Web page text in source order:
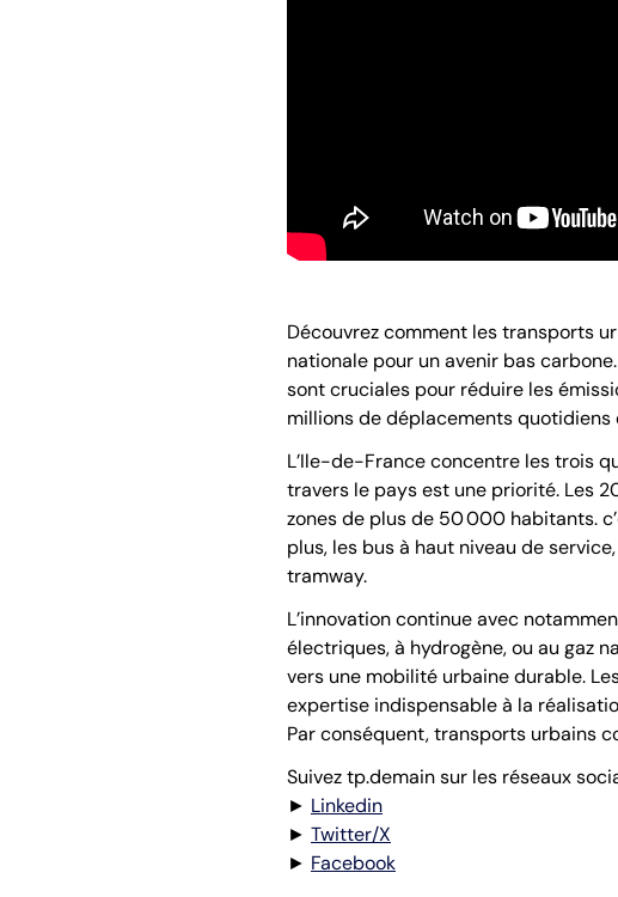
Découvrez comment les transports
nationale pour un avenir bas
sont cruciales pour réduire les
millions de déplacements quotidiens
L’Ile-de-France concentre les trois
travers le pays est une priorité. Les
zones de plus de 50 000 habitants.
plus, les bus à haut niveau de
tramway.
L’innovation continue avec
électriques, à hydrogène, ou au gaz
vers une mobilité urbaine durable.
expertise indispensable à la
Par conséquent, transports urbains
Suivez tp.demain sur les réseaux
► Linkedin
► Twitter/X
► Facebook